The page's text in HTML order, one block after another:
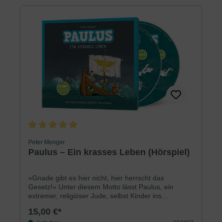
höre selbst!!Laufzeit: ca. 2 StundenHörprobe: Ihr
Browser kann dieses Tondokument nicht
wiedergeben. Sie können es unter diesem Link
Peter Menger
Paulus – Ein krasses Leben (Hörspiel)
»Gnade gibt es hier nicht, hier herrscht das
Gesetz!« Unter diesem Motto lässt Paulus, ein
extremer, religiöser Jude, selbst Kinder ins
kommt es zu einer 180-Grad-Wende. Er lädt nun
15,00 €*